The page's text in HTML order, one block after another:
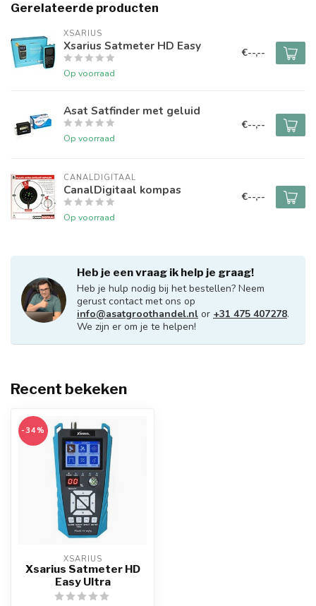
Gerelateerde producten
XSARIUS
Xsarius Satmeter HD Easy
Op voorraad
€--,--
Asat Satfinder met geluid
Op voorraad
€--,--
CANALDIGITAAL
CanalDigitaal kompas
Op voorraad
€--,--
Heb je een vraag ik help je graag!
Heb je hulp nodig bij het bestellen? Neem
gerust contact met ons op
info@asatgroothandel.nl or +31 475 407278.
We zijn er om je te helpen!
Recent bekeken
-34%
XSARIUS
Xsarius Satmeter HD
Easy Ultra